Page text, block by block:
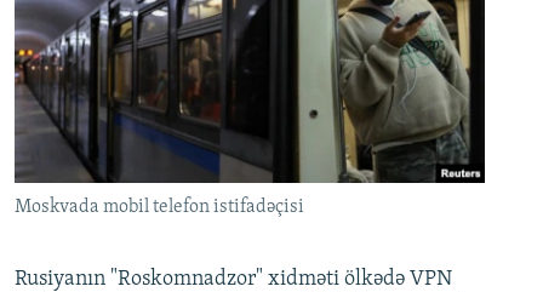
Moskvada mobil telefon istifadəçisi
Rusiyanın "Roskomnadzor" xidməti ölkədə VPN